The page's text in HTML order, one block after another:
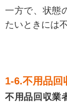
一方で、状態
たいときには
1-6.不用品回
不用品回収業